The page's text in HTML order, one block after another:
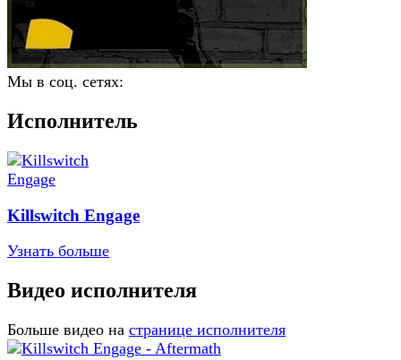
Мы в соц. сетях:
Исполнитель
Killswitch Engage
Узнать больше
Видео исполнителя
Больше видео на странице исполнителя